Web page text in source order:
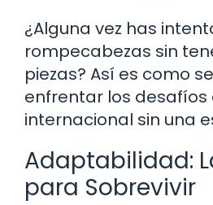
¿Alguna vez has
rompecabezas sin
piezas? Así es como
enfrentar los desafíos
internacional sin una
Adaptabilidad:
para Sobrevivir